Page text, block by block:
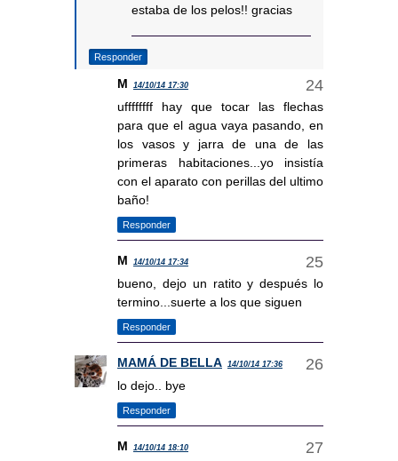
estaba de los pelos!! gracias
Responder
M 14/10/14 17:30
uffffffff hay que tocar las flechas
para que el agua vaya pasando, en
los vasos y jarra de una de las
primeras habitaciones...yo insistía
con el aparato con perillas del ultimo
baño!
Responder
M 14/10/14 17:34
bueno, dejo un ratito y después lo
termino...suerte a los que siguen
Responder
MAMÁ DE BELLA 14/10/14 17:36
lo dejo.. bye
Responder
M 14/10/14 18:10